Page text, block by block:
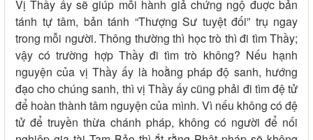
Vị Thầy ấy sẽ giúp mỗi hành giả chứng ngộ đuợc bản
tánh tự tâm, bản tánh “Thượng Sư tuyệt đối” trụ ngay
trong mỗi người. Thông thường thì học trò thì đi tìm Thầy;
vậy có trường hợp Thầy đi tìm trò không? Nếu hạnh
nguyện của vị Thầy ấy là hoằng pháp độ sanh, hướng
đạo cho chúng sanh, thì vị Thầy ấy cũng phải đi tìm đệ tử
để hoàn thành tâm nguyện của mình. Vì nếu không có đệ
tử để truyền thừa chánh pháp, không có người để nối